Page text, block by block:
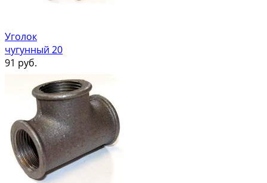
Уголок
чугунный 20
91 руб.